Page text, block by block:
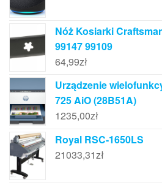
Nóż Kosiarki
99147 99109
64,99zł
Urządzenie
725 AiO (28B51A)
1235,00zł
Royal RSC-1650LS
21033,31zł